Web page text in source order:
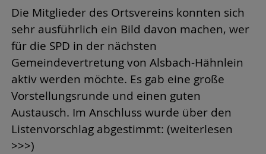
Die Mitglieder des Ortsvereins konnten sich
sehr ausführlich ein Bild davon machen, wer
für die SPD in der nächsten
Gemeindevertretung von Alsbach-Hähnlein
aktiv werden möchte. Es gab eine große
Vorstellungsrunde und einen guten
Austausch. Im Anschluss wurde über den
Listenvorschlag abgestimmt: (weiterlesen
>>>)